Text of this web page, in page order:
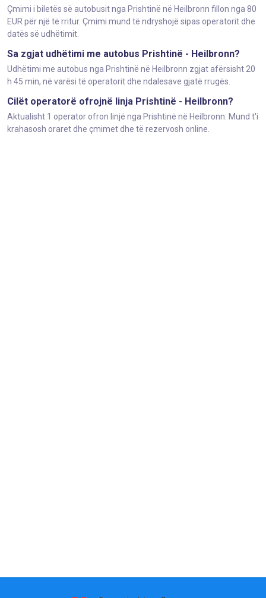
Çmimi i biletës së autobusit nga Prishtinë në Heilbronn fillon nga 80
EUR për një të rritur. Çmimi mund të ndryshojë sipas operatorit dhe
datës së udhëtimit.
Sa zgjat udhëtimi me autobus Prishtinë - Heilbronn?
Udhëtimi me autobus nga Prishtinë në Heilbronn zgjat afërsisht 20
h 45 min, në varësi të operatorit dhe ndalesave gjatë rrugës.
Cilët operatorë ofrojnë linja Prishtinë - Heilbronn?
Aktualisht 1 operator ofron linjë nga Prishtinë në Heilbronn. Mund t'i
krahasosh oraret dhe çmimet dhe të rezervosh online.